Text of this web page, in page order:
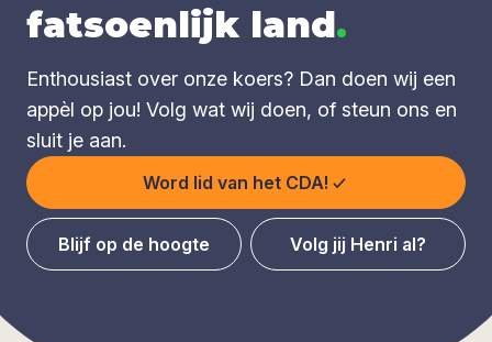
fatsoenlijk land.
Enthousiast over onze koers? Dan doen wij een
appèl op jou! Volg wat wij doen, of steun ons en
sluit je aan.
Word lid van het CDA!
Blijf op de hoogte Volg jij Henri al?